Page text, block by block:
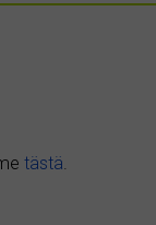
tästä.